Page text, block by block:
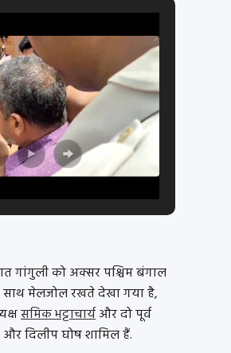
गांगुली को अक्सर पश्चिम बंगाल
मेलजोल रखते देखा गया है,
समिक भट्टाचार्यऔर दो पूर्व
दिलीप घोष शामिल हैं.